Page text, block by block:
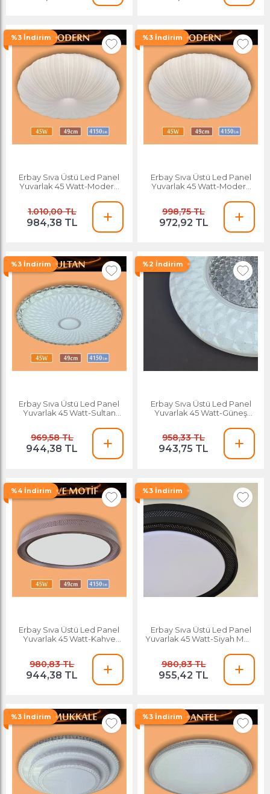
%3 İndirim
Erbay Sıva Üstü Led Panel
Yuvarlak 45 Watt-Modern
1.010,00 TL
984,38 TL
%3 İndirim
Erbay Sıva Üstü Led Panel
Yuvarlak 45 Watt-Modern
998,75 TL
972,92 TL
%3 İndirim
Erbay Sıva Üstü Led Panel
Yuvarlak 45 Watt-Sultan
969,58 TL
944,38 TL
%2 İndirim
Erbay Sıva Üstü Led Panel
Yuvarlak 45 Watt-Güneş
958,33 TL
943,75 TL
%4 İndirim
Erbay Sıva Üstü Led Panel
Yuvarlak 45 Watt-Kahve
980,83 TL
944,38 TL
%3 İndirim
Erbay Sıva Üstü Led Panel
Yuvarlak 45 Watt-Siyah Motif
980,83 TL
955,42 TL
%3 İndirim %3 İndirim